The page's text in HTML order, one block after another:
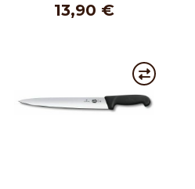
13,90 €